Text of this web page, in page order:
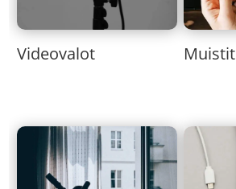
Videovalot Muistit